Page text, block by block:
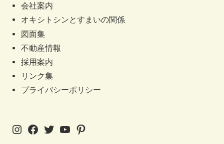
会社案内
オキシトシンとすまいの関係
図面集
不動産情報
採用案内
リンク集
プライバシーポリシー
Instagram
Facebook
Twitter
YouTube
Pinterest